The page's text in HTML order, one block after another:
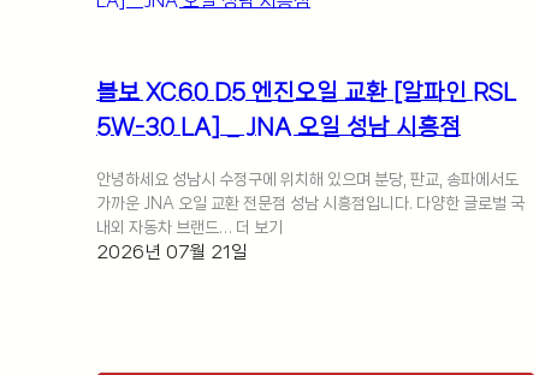
볼보 XC60 D5 엔진오일 교환 [알파인 RSL
5W-30 LA] _ JNA 오일 성남 시흥점
안녕하세요 성남시 수정구에 위치해 있으며 분당, 판교, 송파에서도
가까운 JNA 오일 교환 전문점 성남 시흥점입니다. 다양한 글로벌 국
내외 자동차 브랜드… 더 보기
2026년 07월 21일